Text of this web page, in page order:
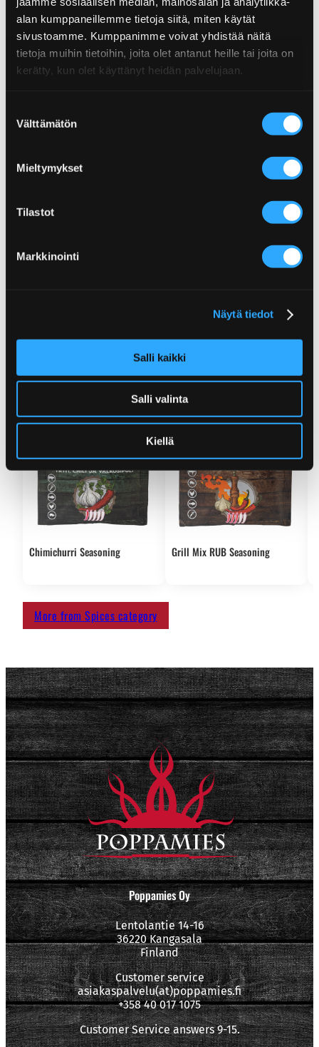
alan kumppaneillemme tietoja siitä, miten käytät
sivustoamme. Kumppanimme voivat yhdistää näitä
tietoja muihin tietoihin, joita olet antanut heille tai joita on
kerätty, kun olet käyttänyt heidän palvelujaan.
valinta
Välttämätön
Mieltymykset
Tilastot
Markkinointi
Näytä tiedot
Salli kaikki
Salli valinta
Kiellä
Fat
1,4g
Saturated fat
0,6g
Carbohydrates
38,3g
Hotness: Not spicy
EAN: 06430078921107
Related recipes
Sriracha Mac & Cheese
Check more products from the same category.
Chimichurri Seasoning Grill Mix RUB Seasoning
More from Spices category
Poppamies Oy
Lentolantie 14-16
36220 Kangasala
Finland
Customer service
asiakaspalvelu(at)poppamies.fi
+358 40 017 1075
Customer Service answers 9-15.